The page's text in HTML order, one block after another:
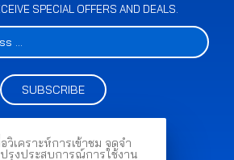
SPECIAL OFFERS AND DEALS.
SUBSCRIBE
วิเคราะห์การเข้าชม จดจำ
รุงประสบการณ์การใช้งาน